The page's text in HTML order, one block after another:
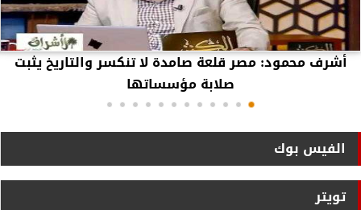
أشرف محمود: مصر قلعة صامدة لا تنكسر والتاريخ يثبت
صلابة مؤسساتها
الفيس بوك
تويتر